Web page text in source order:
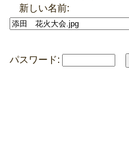
新しい名前:
パスワード: